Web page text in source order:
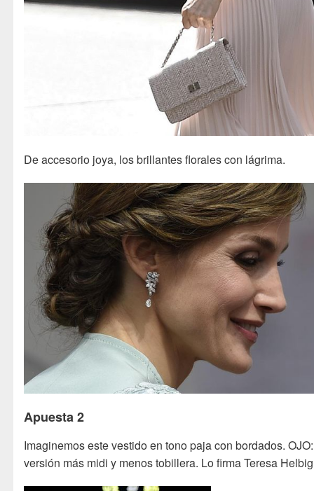
De accesorio joya, los brillantes florales con lágrima.
Apuesta 2
Imaginemos este vestido en tono paja con bordados.
versión más midi y menos tobillera. Lo firma Teresa